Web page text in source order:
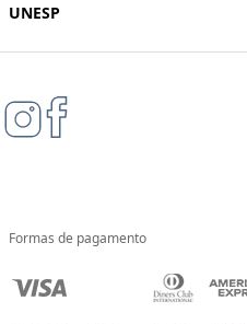
UNESP
Formas de pagamento